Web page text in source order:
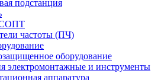
подстанция
частоты (ПЧ)
оборудование
электромонтажные и инструменты
аппаратура